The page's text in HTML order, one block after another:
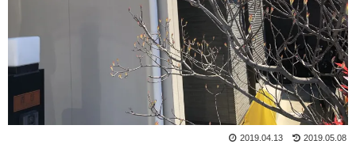
2019.05.08
2019.04.13